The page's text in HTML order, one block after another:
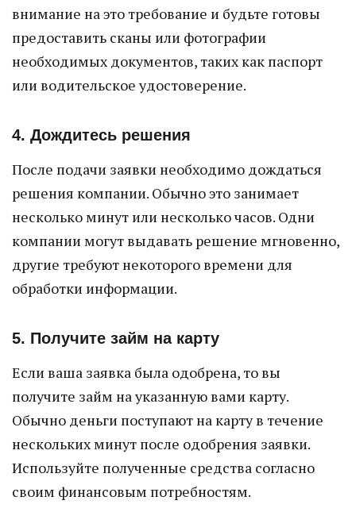
внимание на это требование и будьте готовы
предоставить сканы или фотографии
необходимых документов, таких как паспорт
или водительское удостоверение.
4. Дождитесь решения
После подачи заявки необходимо дождаться
решения компании. Обычно это занимает
несколько минут или несколько часов. Одни
компании могут выдавать решение мгновенно,
другие требуют некоторого времени для
обработки информации.
5. Получите займ на карту
Если ваша заявка была одобрена, то вы
получите займ на указанную вами карту.
Обычно деньги поступают на карту в течение
нескольких минут после одобрения заявки.
Используйте полученные средства согласно
своим финансовым потребностям.